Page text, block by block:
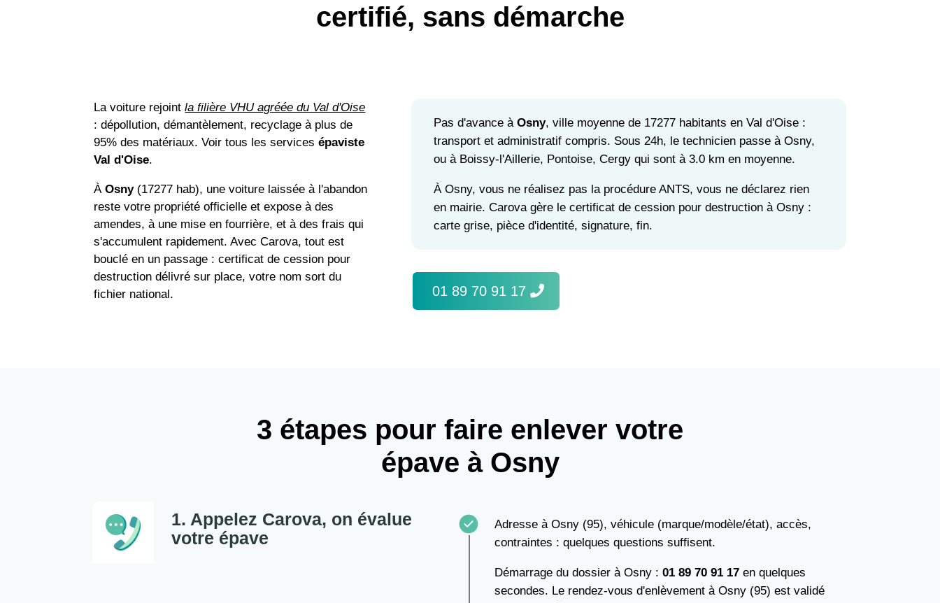
certifié, sans démarche
La voiture rejointla filière VHU agréée du Val d'Oise
: dépollution, démantèlement, recyclage à plus de
95% des matériaux. Voir tous les servicesépaviste
Val d'Oise.
ÀOsny(17277 hab), une voiture laissée à l'abandon
reste votre propriété officielle et expose à des
amendes, à une mise en fourrière, et à des frais qui
s'accumulent rapidement. Avec Carova, tout est
bouclé en un passage : certificat de cession pour
destruction délivré sur place, votre nom sort du
fichier national.
Pas d'avance àOsny, ville moyenne de 17277 habitants en Val d'Oise :
transport et administratif compris. Sous 24h, le technicien passe à Osny,
ou à Boissy-l'Aillerie, Pontoise, Cergy qui sont à 3.0 km en moyenne.
À Osny, vous ne réalisez pas la procédure ANTS, vous ne déclarez rien
en mairie. Carova gère le certificat de cession pour destruction à Osny :
carte grise, pièce d'identité, signature, fin.
01 89 70 91 17
3 étapes pour faire enlever votre
épave à Osny
1. Appelez Carova, on évalue
votre épave
Adresse à Osny (95), véhicule (marque/modèle/état), accès,
contraintes : quelques questions suffisent.
Démarrage du dossier à Osny : 01 89 70 91 17 en quelques
secondes. Le rendez-vous d'enlèvement à Osny (95) est validé